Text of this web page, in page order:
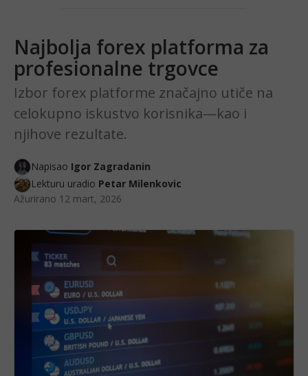
Najbolja forex platforma za
profesionalne trgovce
Izbor forex platforme značajno utiče na
celokupno iskustvo korisnika—kao i
njihove rezultate.
Napisao Igor Zagradanin
Lekturu uradio Petar Milenkovic
Ažurirano 12 mart, 2026